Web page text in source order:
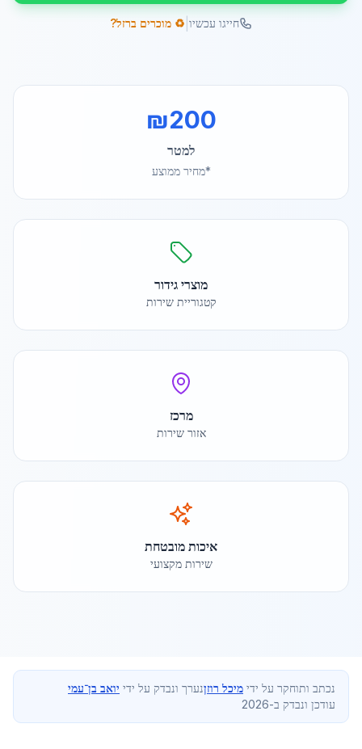
חייגו עכשיו ♻️ מוכרים ברזל?
₪200
למטר
*מחיר ממוצע
מוצרי גידור
קטגוריית שירות
מרכז
אזור שירות
איכות מובטחת
שירות מקצועי
נכתב ותוחקר על ידי מיכל רוזןנערך ונבדק על ידי יואב בן־עמי
עודכן ונבדק ב-2026